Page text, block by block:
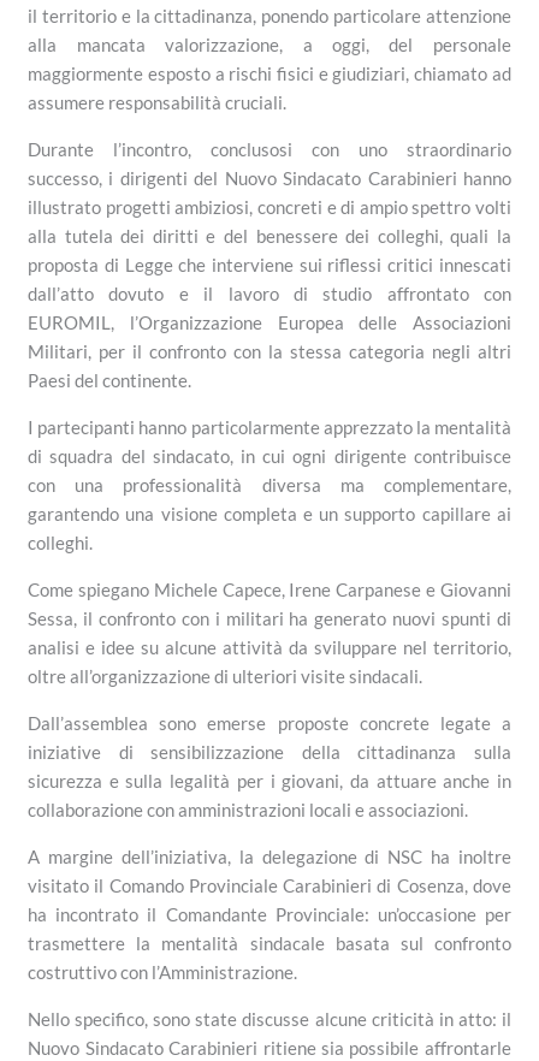
il territorio e la cittadinanza, ponendo particolare attenzione
alla mancata valorizzazione, a oggi, del personale
maggiormente esposto a rischi fisici e giudiziari, chiamato ad
assumere responsabilità cruciali.
Durante l’incontro, conclusosi con uno straordinario
successo, i dirigenti del Nuovo Sindacato Carabinieri hanno
illustrato progetti ambiziosi, concreti e di ampio spettro volti
alla tutela dei diritti e del benessere dei colleghi, quali la
proposta di Legge che interviene sui riflessi critici innescati
dall’atto dovuto e il lavoro di studio affrontato con
EUROMIL, l’Organizzazione Europea delle Associazioni
Militari, per il confronto con la stessa categoria negli altri
Paesi del continente.
I partecipanti hanno particolarmente apprezzato la mentalità
di squadra del sindacato, in cui ogni dirigente contribuisce
con una professionalità diversa ma complementare,
garantendo una visione completa e un supporto capillare ai
colleghi.
Come spiegano Michele Capece, Irene Carpanese e Giovanni
Sessa, il confronto con i militari ha generato nuovi spunti di
analisi e idee su alcune attività da sviluppare nel territorio,
oltre all’organizzazione di ulteriori visite sindacali.
Dall’assemblea sono emerse proposte concrete legate a
iniziative di sensibilizzazione della cittadinanza sulla
sicurezza e sulla legalità per i giovani, da attuare anche in
collaborazione con amministrazioni locali e associazioni.
A margine dell’iniziativa, la delegazione di NSC ha inoltre
visitato il Comando Provinciale Carabinieri di Cosenza, dove
ha incontrato il Comandante Provinciale: un’occasione per
trasmettere la mentalità sindacale basata sul confronto
costruttivo con l’Amministrazione.
Nello specifico, sono state discusse alcune criticità in atto: il
Nuovo Sindacato Carabinieri ritiene sia possibile affrontarle